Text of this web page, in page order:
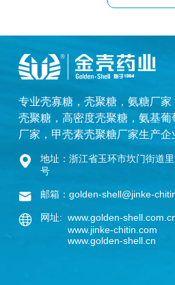
专业壳寡糖， 壳聚糖， 氨糖厂家
壳聚糖， 高密度壳聚糖， 氨基葡
厂家 ， 甲壳素壳聚糖厂家生产企
地址：浙江省玉环市坎门街道
号
邮箱：golden-shell@jinke-
网址: www.golden-
www.jinke-chitin.com
www.golden-shell.cn